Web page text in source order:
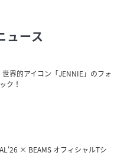
ュース
世界的アイコン「JENNIE」のフォ
ク！
× BEAMS オフィシャルTシ